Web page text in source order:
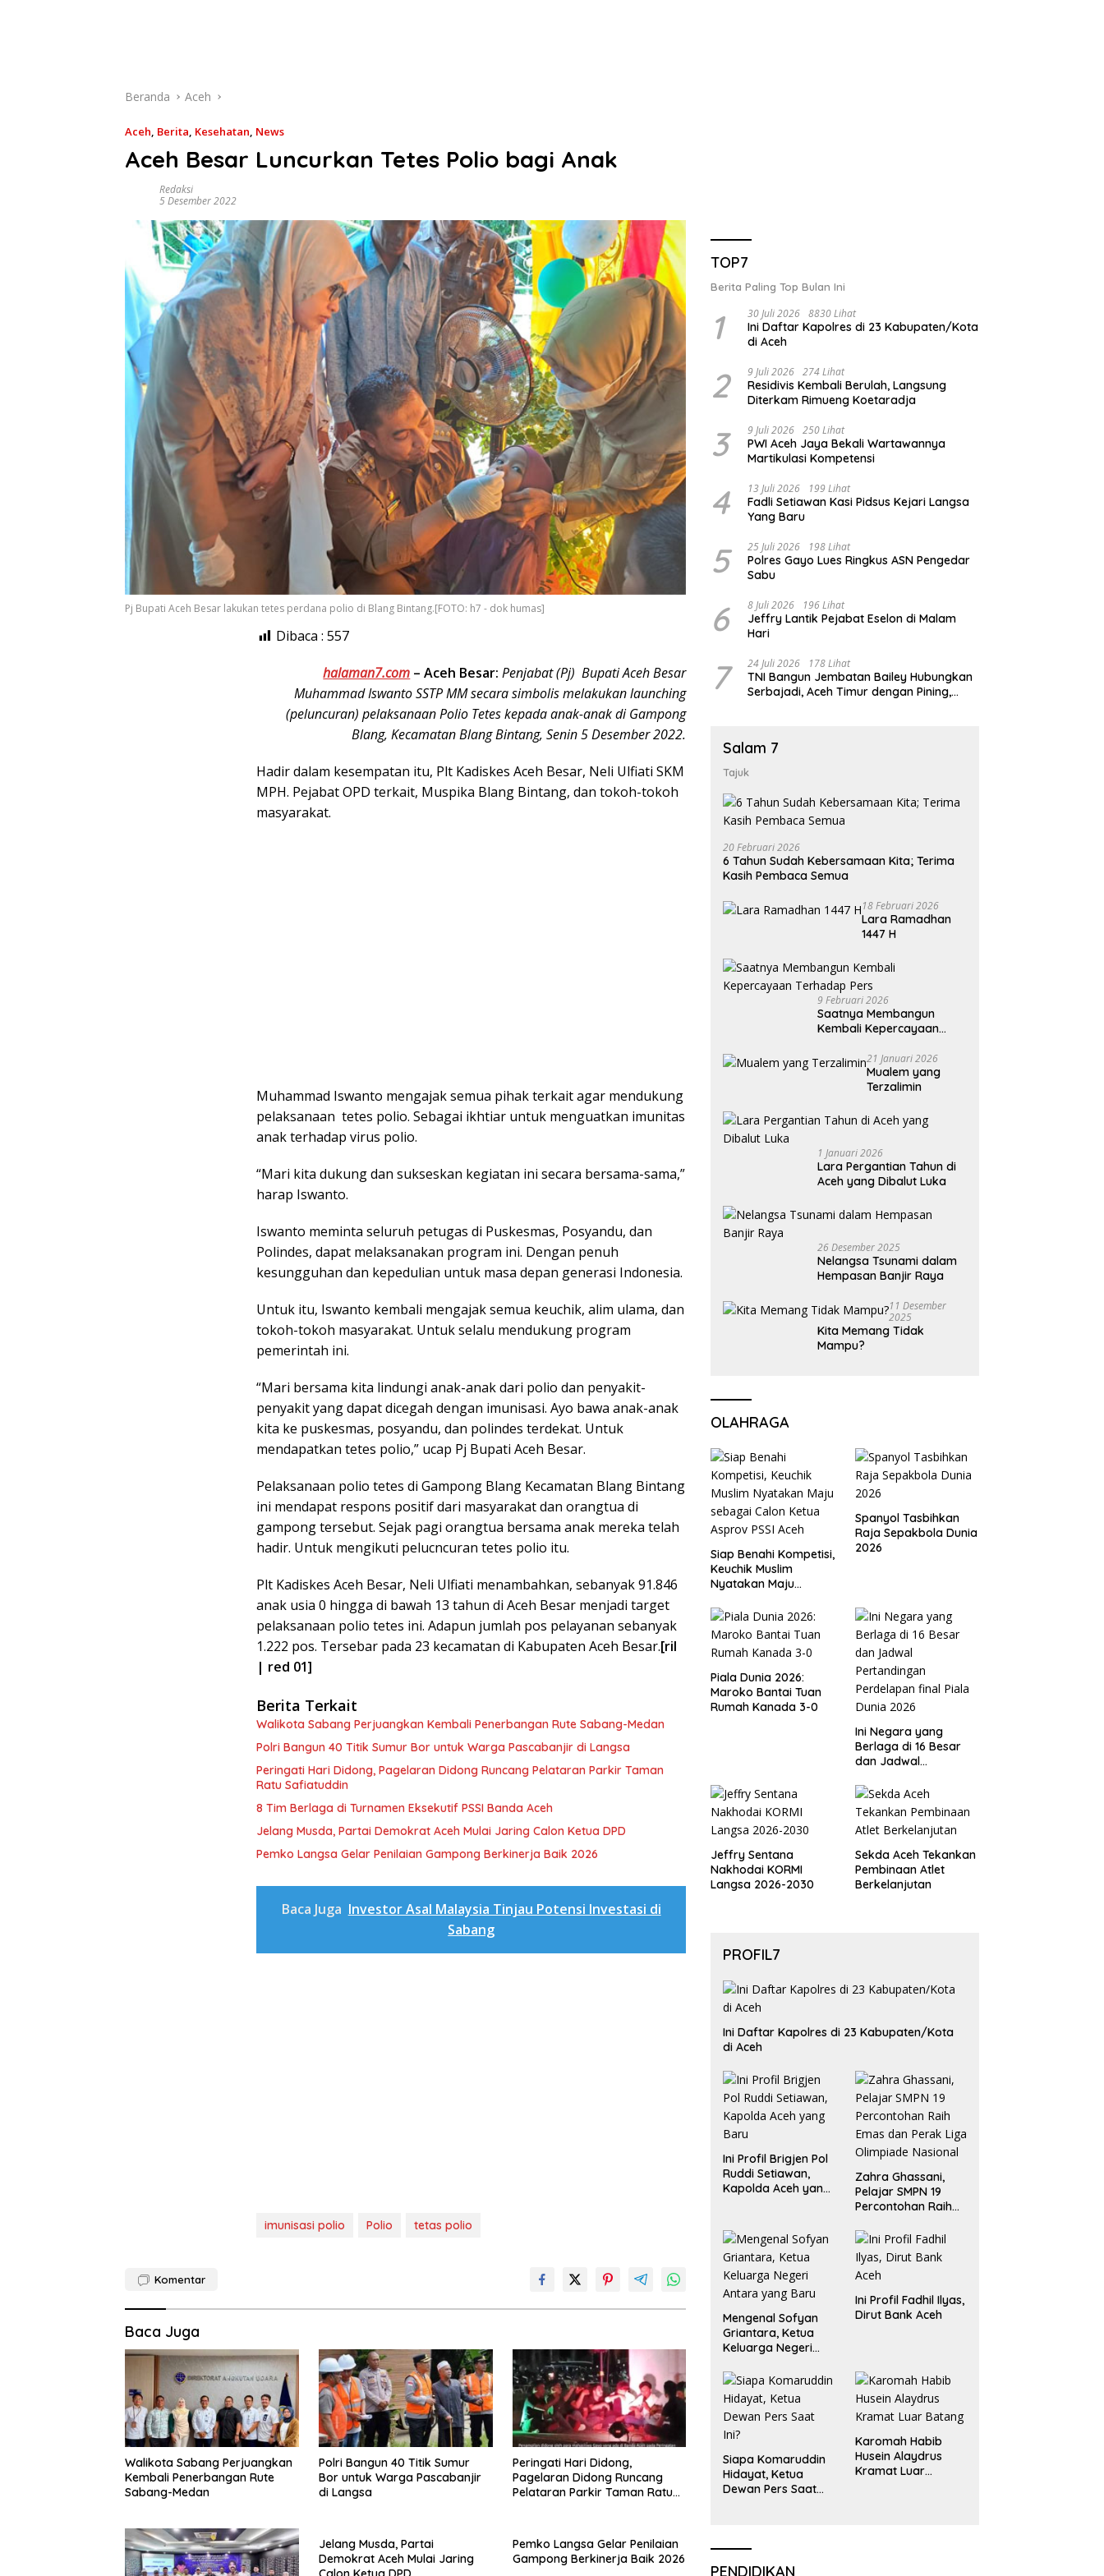
Beranda Aceh
Aceh, Berita, Kesehatan, News
Aceh Besar Luncurkan Tetes Polio bagi Anak
Redaksi
5 Desember 2022
Pj Bupati Aceh Besar lakukan tetes perdana polio di Blang Bintang.[FOTO: h7 - dok humas]
Dibaca : 557
halaman7.com –Aceh Besar: Penjabat (Pj) Bupati Aceh Besar
Muhammad Iswanto SSTP MM secara simbolis melakukan launching
(peluncuran) pelaksanaan Polio Tetes kepada anak-anak di Gampong
Blang, Kecamatan Blang Bintang, Senin 5 Desember 2022.
Hadir dalam kesempatan itu, Plt Kadiskes Aceh Besar, Neli Ulfiati SKM
MPH. Pejabat OPD terkait, Muspika Blang Bintang, dan tokoh-tokoh
masyarakat.
Muhammad Iswanto mengajak semua pihak terkait agar mendukung
pelaksanaan tetes polio. Sebagai ikhtiar untuk menguatkan imunitas
anak terhadap virus polio.
“Mari kita dukung dan sukseskan kegiatan ini secara bersama-sama,”
harap Iswanto.
Iswanto meminta seluruh petugas di Puskesmas, Posyandu, dan
Polindes, dapat melaksanakan program ini. Dengan penuh
kesungguhan dan kepedulian untuk masa depan generasi Indonesia.
Untuk itu, Iswanto kembali mengajak semua keuchik, alim ulama, dan
tokoh-tokoh masyarakat. Untuk selalu mendukung program
pemerintah ini.
“Mari bersama kita lindungi anak-anak dari polio dan penyakit-
penyakit yang dapat dicegah dengan imunisasi. Ayo bawa anak-anak
kita ke puskesmas, posyandu, dan polindes terdekat. Untuk
mendapatkan tetes polio,” ucap Pj Bupati Aceh Besar.
Pelaksanaan polio tetes di Gampong Blang Kecamatan Blang Bintang
ini mendapat respons positif dari masyarakat dan orangtua di
gampong tersebut. Sejak pagi orangtua bersama anak mereka telah
hadir. Untuk mengikuti pelucncuran tetes polio itu.
Plt Kadiskes Aceh Besar, Neli Ulfiati menambahkan, sebanyak 91.846
anak usia 0 hingga di bawah 13 tahun di Aceh Besar menjadi target
pelaksanaan polio tetes ini. Adapun jumlah pos pelayanan sebanyak
1.222 pos. Tersebar pada 23 kecamatan di Kabupaten Aceh Besar.[ril
| red 01]
Berita Terkait
Walikota Sabang Perjuangkan Kembali Penerbangan Rute Sabang-Medan
Polri Bangun 40 Titik Sumur Bor untuk Warga Pascabanjir di Langsa
Peringati Hari Didong, Pagelaran Didong Runcang Pelataran Parkir Taman
Ratu Safiatuddin
8 Tim Berlaga di Turnamen Eksekutif PSSI Banda Aceh
Jelang Musda, Partai Demokrat Aceh Mulai Jaring Calon Ketua DPD
Pemko Langsa Gelar Penilaian Gampong Berkinerja Baik 2026
Baca Juga Investor Asal Malaysia Tinjau Potensi Investasi di
Sabang
imunisasi polio Polio tetas polio
Komentar
Baca Juga
Walikota Sabang Perjuangkan
Kembali Penerbangan Rute
Sabang-Medan
Polri Bangun 40 Titik Sumur
Bor untuk Warga Pascabanjir
di Langsa
Peringati Hari Didong,
Pagelaran Didong Runcang
Pelataran Parkir Taman Ratu
Jelang Musda, Partai
Demokrat Aceh Mulai Jaring
Pemko Langsa Gelar Penilaian
Gampong Berkinerja Baik 2026
TOP7
Berita Paling Top Bulan Ini
1 30 Juli 2026 8830 Lihat
Ini Daftar Kapolres di 23 Kabupaten/Kota
di Aceh
2 9 Juli 2026 274 Lihat
Residivis Kembali Berulah, Langsung
Diterkam Rimueng Koetaradja
3 9 Juli 2026 250 Lihat
PWI Aceh Jaya Bekali Wartawannya
Martikulasi Kompetensi
4 13 Juli 2026 199 Lihat
Fadli Setiawan Kasi Pidsus Kejari Langsa
Yang Baru
5 25 Juli 2026 198 Lihat
Polres Gayo Lues Ringkus ASN Pengedar
Sabu
6 8 Juli 2026 196 Lihat
Jeffry Lantik Pejabat Eselon di Malam
Hari
7 24 Juli 2026 178 Lihat
TNI Bangun Jembatan Bailey Hubungkan
Serbajadi, Aceh Timur dengan Pining,
Salam 7
Tajuk
20 Februari 2026
6 Tahun Sudah Kebersamaan Kita; Terima
Kasih Pembaca Semua
18 Februari 2026
Lara Ramadhan
1447 H
9 Februari 2026
Saatnya Membangun
Kembali Kepercayaan
21 Januari 2026
Mualem yang
Terzalimin
1 Januari 2026
Lara Pergantian Tahun di
Aceh yang Dibalut Luka
26 Desember 2025
Nelangsa Tsunami dalam
Hempasan Banjir Raya
11 Desember
2025
Kita Memang Tidak
Mampu?
OLAHRAGA
Siap Benahi Kompetisi,
Keuchik Muslim
Nyatakan Maju
Asprov PSSI Aceh
Spanyol Tasbihkan
Raja Sepakbola Dunia
2026
Piala Dunia 2026:
Maroko Bantai Tuan
Rumah Kanada 3-0
Ini Negara yang
Berlaga di 16 Besar
dan Jadwal
Perdelapan final Piala
Dunia 2026
Jeffry Sentana
Nakhodai KORMI
Langsa 2026-2030
Sekda Aceh Tekankan
Pembinaan Atlet
Berkelanjutan
PROFIL7
Ini Daftar Kapolres di 23 Kabupaten/Kota
di Aceh
Ini Profil Brigjen Pol
Ruddi Setiawan,
Kapolda Aceh yang
Zahra Ghassani,
Pelajar SMPN 19
Percontohan Raih
Liga Olimpiade
Nasional
Mengenal Sofyan
Griantara, Ketua
Keluarga Negeri
Ini Profil Fadhil Ilyas,
Dirut Bank Aceh
Siapa Komaruddin
Hidayat, Ketua
Dewan Pers Saat
Karomah Habib
Husein Alaydrus
Kramat Luar
PENDIDIKAN